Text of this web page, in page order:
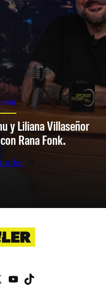
y Liliana Villaseñor
Rana Fonk.
X YouTube